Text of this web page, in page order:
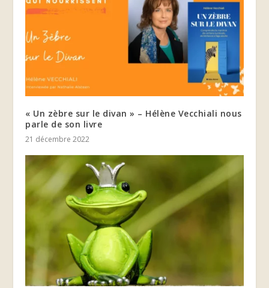
« Un zèbre sur le divan » – Hélène Vecchiali nous
parle de son livre
21 décembre 2022